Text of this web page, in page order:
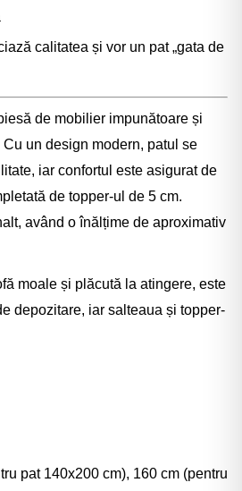
calitatea și vor un pat „gata de
de mobilier impunătoare și
un design modern, patul se
iar confortul este asigurat de
de topper-ul de 5 cm.
având o înălțime de aproximativ
moale și plăcută la atingere, este
depozitare, iar salteaua și topper-
pat 140x200 cm), 160 cm (pentru